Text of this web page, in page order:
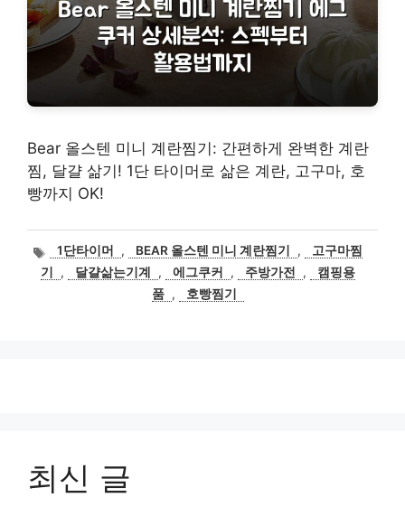
Bear 올스텐 미니 계란찜기: 간편하게 완벽한 계란
찜, 달걀 삶기! 1단 타이머로 삶은 계란, 고구마, 호
빵까지 OK!
태
그
1단타이머 , BEAR 올스텐 미니 계란찜기 ,
고구마찜
기
, 달걀삶는기계 , 에그쿠커 , 주방가전 ,
캠핑용
품 , 호빵찜기
최신 글